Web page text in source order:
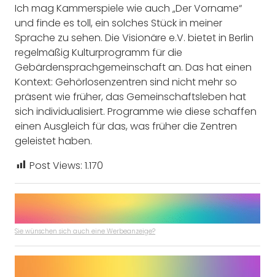
Ich mag Kammerspiele wie auch „Der Vorname“
und finde es toll, ein solches Stück in meiner
Sprache zu sehen. Die Visionäre e.V. bietet in Berlin
regelmäßig Kulturprogramm für die
Gebärdensprachgemeinschaft an. Das hat einen
Kontext: Gehörlosenzentren sind nicht mehr so
präsent wie früher, das Gemeinschaftsleben hat
sich individualisiert. Programme wie diese schaffen
einen Ausgleich für das, was früher die Zentren
geleistet haben.
Post Views: 1.170
Sie wünschen sich auch eine Werbeanzeige?